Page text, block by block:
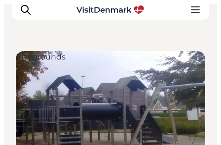
Ispirazioni
Dove andare
Cosa fare
Dove dormire
Pianifica il viaggio
Playgrounds